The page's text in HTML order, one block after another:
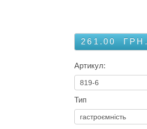
261.00 ГРН.
Артикул:
Тип